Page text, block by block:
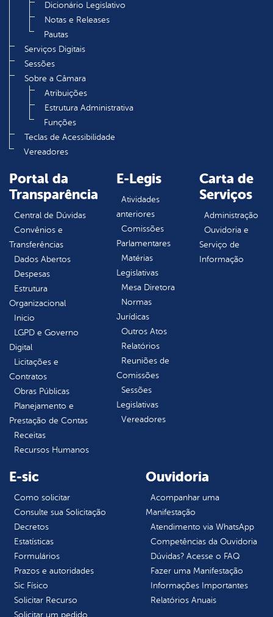
Dicionário Legislativo
Notas e Releases
Pautas
Serviços Digitais
Sessões
Sobre a Câmara
Atribuições
Estrutura Administrativa
Funções
Teclas de Acessibilidade
Vereadores
Portal da
Transparência
Central de Dúvidas
Convênios e
Transferências
Dados Abertos
Despesas
Estrutura
Organizacional
Inicio
LGPD e Governo
Digital
Licitações e
Contratos
Obras Públicas
Planejamento e
Prestação de Contas
Receitas
Recursos Humanos
E-Legis
Atividades
anteriores
Comissões
Parlamentares
Matérias
Legislativas
Mesa Diretora
Normas
Jurídicas
Outros Atos
Relatórios
Reuniões de
Comissões
Sessões
Legislativas
Vereadores
Carta de
Serviços
Administração
Ouvidoria e
Serviço de
Informação
E-sic
Como solicitar
Consulte sua Solicitação
Decretos
Estatísticas
Formulários
Prazos e autoridades
Sic Físico
Solicitar Recurso
Solicitar um pedido
Ouvidoria
Acompanhar uma
Manifestação
Atendimento via WhatsApp
Competências da Ouvidoria
Dúvidas? Acesse o FAQ
Fazer uma Manifestação
Informações Importantes
Relatórios Anuais